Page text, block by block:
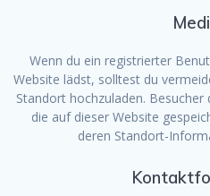
Wenn du ein registrierter
Website lädst, solltest du
Standort hochzuladen.
die auf dieser Website
deren Standort-